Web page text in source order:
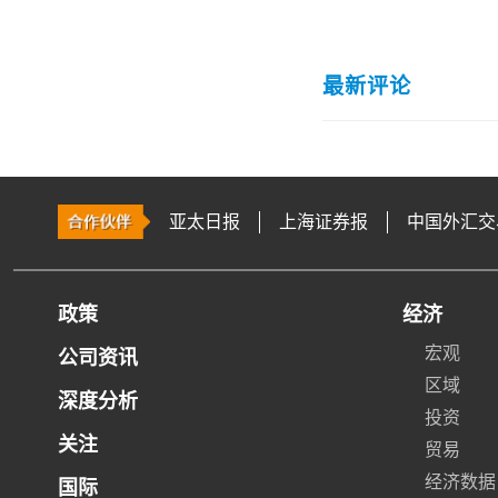
最新评论
亚太日报 上海证券报 中国外汇
政策
公司资讯
深度分析
关注
国际
经济
宏观
区域
投资
贸易
经济数据